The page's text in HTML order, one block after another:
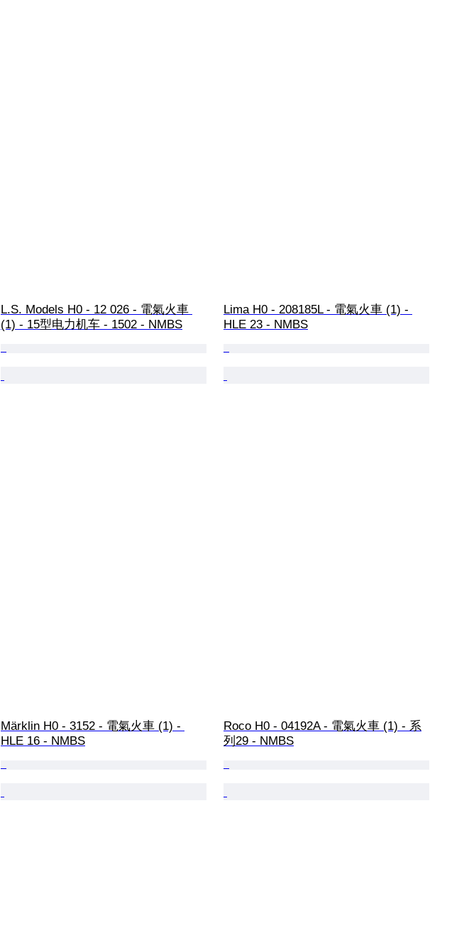
L.S. Models H0 - 12 026 - 電氣火車
(1) - 15型电力机车 - 1502 - NMBS
Lima H0 - 208185L - 電氣火車 (1) -
HLE 23 - NMBS
Märklin H0 - 3152 - 電氣火車 (1) -
HLE 16 - NMBS
Roco H0 - 04192A - 電氣火車 (1) - 系
列29 - NMBS